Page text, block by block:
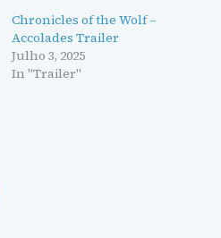
Chronicles of the Wolf –
Accolades Trailer
Julho 3, 2025
In "Trailer"